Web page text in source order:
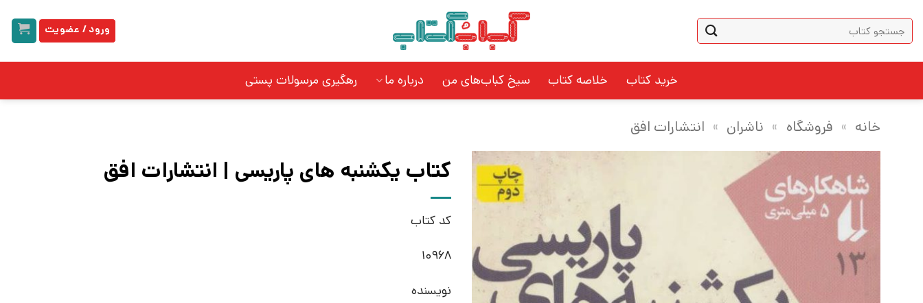
content
جستجو
برای:
ورود / عضویت
خرید کتاب خلاصه کتاب سیخ کباب‌های من درباره ما رهگیری مرسولات پستی
خانه » فروشگاه » ناشران » انتشارات افق
کتاب یکشنبه های پاریسی | انتشارات افق
کد کتاب
10968
نویسنده